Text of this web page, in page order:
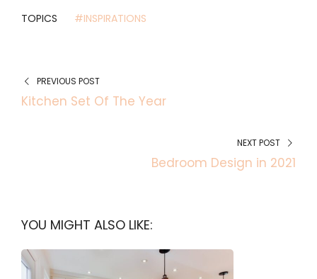
TOPICS #INSPIRATIONS
PREVIOUS POST
Kitchen Set Of The Year
NEXT POST
Bedroom Design in 2021
YOU MIGHT ALSO LIKE: